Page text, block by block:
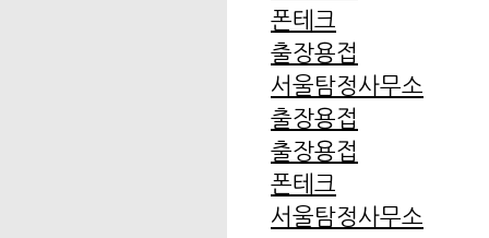
폰테크
출장용접
서울탐정사무소
출장용접
출장용접
폰테크
서울탐정사무소